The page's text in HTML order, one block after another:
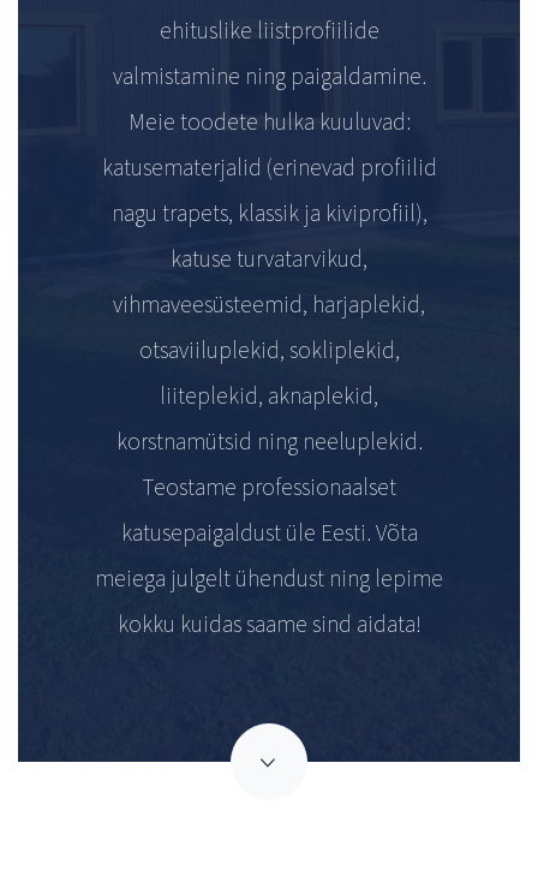
ehituslike liistprofiilide
valmistamine ning paigaldamine.
Meie toodete hulka kuuluvad:
katusematerjalid (erinevad profiilid
nagu trapets, klassik ja kiviprofiil),
katuse turvatarvikud,
vihmaveesüsteemid, harjaplekid,
otsaviiluplekid, sokliplekid,
liiteplekid, aknaplekid,
korstnamütsid ning neeluplekid.
Teostame professionaalset
katusepaigaldust üle Eesti. Võta
meiega julgelt ühendust ning lepime
kokku kuidas saame sind aidata!